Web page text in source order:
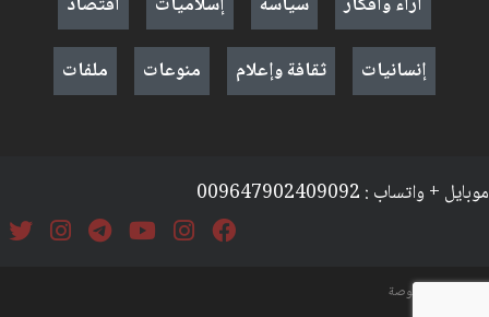
إنسانيات
ثقافة وإعلام منوعات ملفات
موبايل + واتساب : 009647902409092
السياسة والخصوصة